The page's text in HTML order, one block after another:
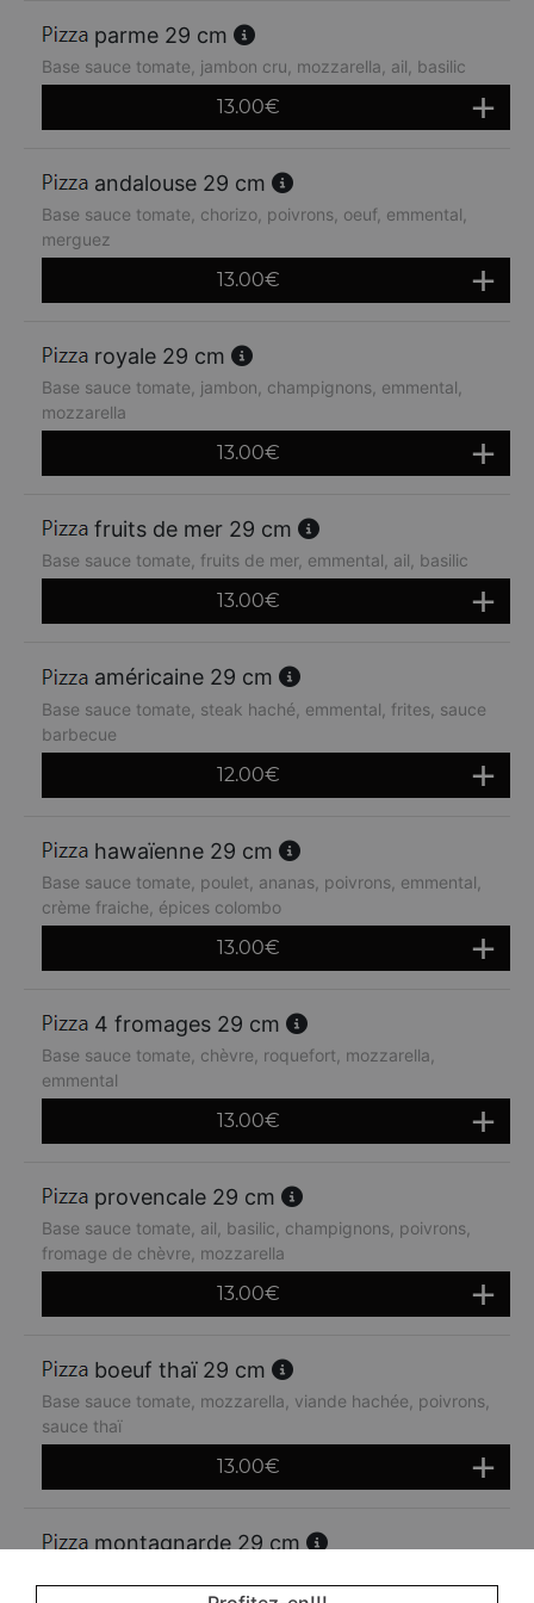
parme 29 cm
Base sauce tomate, jambon cru, mozzarella, ail, basilic
13.00€
andalouse 29 cm
Base sauce tomate, chorizo, poivrons, oeuf, emmental,
merguez
13.00€
royale 29 cm
Base sauce tomate, jambon, champignons, emmental,
mozzarella
13.00€
fruits de mer 29 cm
Base sauce tomate, fruits de mer, emmental, ail, basilic
13.00€
américaine 29 cm
Base sauce tomate, steak haché, emmental, frites, sauce
barbecue
12.00€
hawaïenne 29 cm
Base sauce tomate, poulet, ananas, poivrons, emmental,
crème fraiche, épices colombo
13.00€
4 fromages 29 cm
Base sauce tomate, chèvre, roquefort, mozzarella,
emmental
13.00€
provencale 29 cm
Base sauce tomate, ail, basilic, champignons, poivrons,
fromage de chèvre, mozzarella
13.00€
boeuf thaï 29 cm
Base sauce tomate, mozzarella, viande hachée, poivrons,
sauce thaï
13.00€
montagnarde 29 cm